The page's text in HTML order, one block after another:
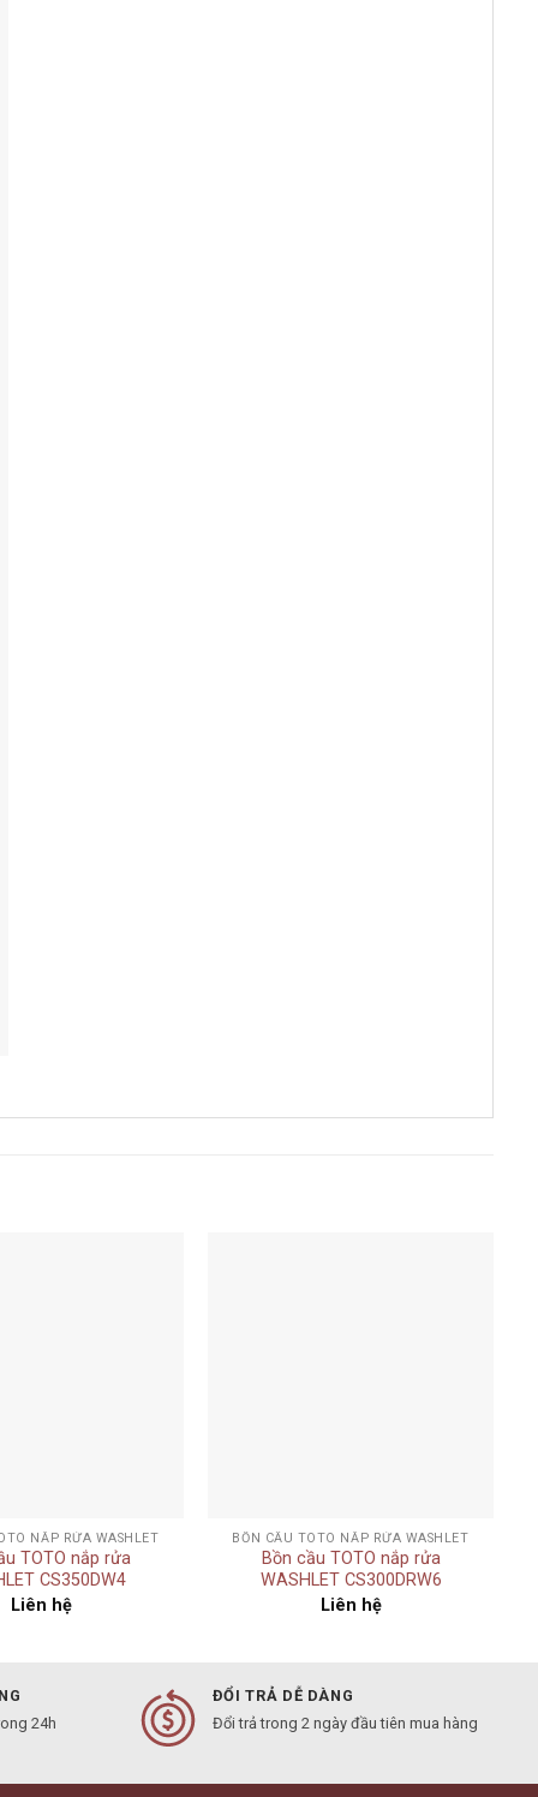
NẮP RỬA WASHLET
TOTO nắp rửa
CS350DW4
Liên hệ
BỒN CẦU TOTO NẮP RỬA WASHLET
Bồn cầu TOTO nắp rửa
WASHLET CS300DRW6
Liên hệ
24h
ĐỔI TRẢ DỄ DÀNG
Đổi trả trong 2 ngày đầu tiên mua hàng